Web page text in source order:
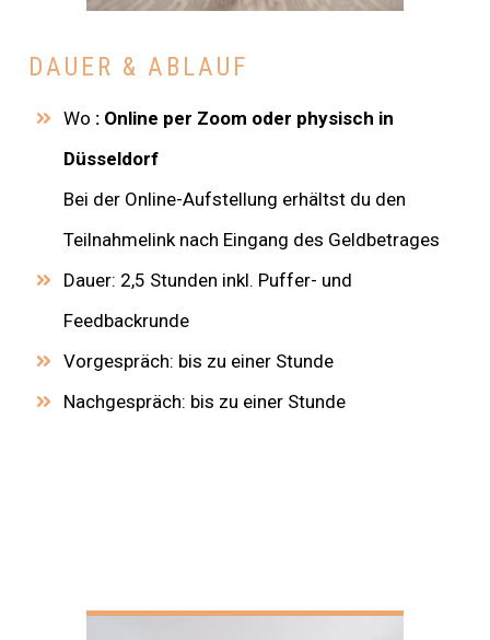
DAUER & ABLAUF
Wo : Online per Zoom oder physisch in
Düsseldorf
Bei der Online-Aufstellung erhältst du den
Teilnahmelink nach Eingang des Geldbetrages
Dauer: 2,5 Stunden inkl. Puffer- und
Feedbackrunde
Vorgespräch: bis zu einer Stunde
Nachgespräch: bis zu einer Stunde